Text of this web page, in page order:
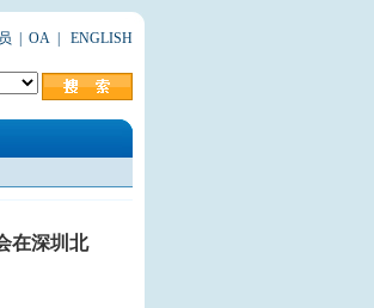
OA ENGLISH
在深圳北